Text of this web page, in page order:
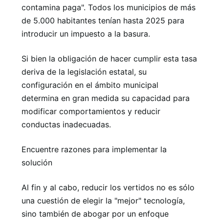
contamina paga". Todos los municipios de más
de 5.000 habitantes tenían hasta 2025 para
introducir un impuesto a la basura.
Si bien la obligación de hacer cumplir esta tasa
deriva de la legislación estatal, su
configuración en el ámbito municipal
determina en gran medida su capacidad para
modificar comportamientos y reducir
conductas inadecuadas.
Encuentre razones para implementar la
solución
Al fin y al cabo, reducir los vertidos no es sólo
una cuestión de elegir la "mejor" tecnología,
sino también de abogar por un enfoque